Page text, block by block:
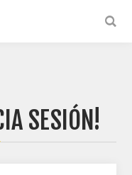
SESIÓN!